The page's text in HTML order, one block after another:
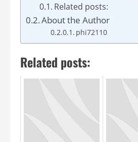
Related posts:
About the Author
phi72110
Related posts: